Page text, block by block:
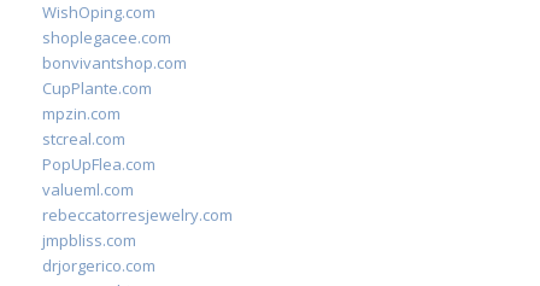
WishOping.com
shoplegacee.com
bonvivantshop.com
CupPlante.com
mpzin.com
stcreal.com
PopUpFlea.com
valueml.com
rebeccatorresjewelry.com
jmpbliss.com
drjorgerico.com